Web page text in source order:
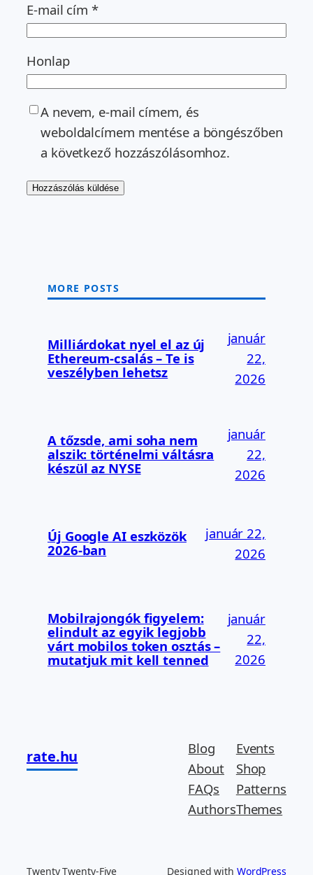
E-mail cím *
Honlap
A nevem, e-mail címem, és
weboldalcímem mentése a böngészőben
a következő hozzászólásomhoz.
MORE POSTS
Milliárdokat nyel el az új
Ethereum-csalás – Te is
veszélyben lehetsz
január
22,
2026
A tőzsde, ami soha nem
alszik: történelmi váltásra
készül az NYSE
január
22,
2026
Új Google AI eszközök
2026-ban
január 22,
2026
Mobilrajongók figyelem:
elindult az egyik legjobb
várt mobilos token osztás –
mutatjuk mit kell tenned
január
22,
2026
rate.hu
Blog
About
FAQs
Authors
Events
Shop
Patterns
Themes
Twenty Twenty-Five Designed with WordPress